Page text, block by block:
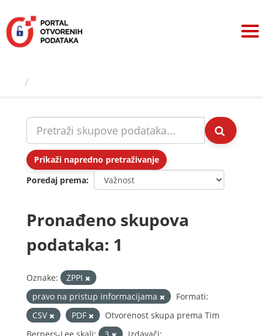
sadržaj
Prikaži napredno pretraživanje
Poredaj prema
Pronađeno skupova
podataka: 1
Oznake:
ZPPI
pravo na pristup informacijama
Formati:
CSV
PDF
Otvorenost skupa prema Tim